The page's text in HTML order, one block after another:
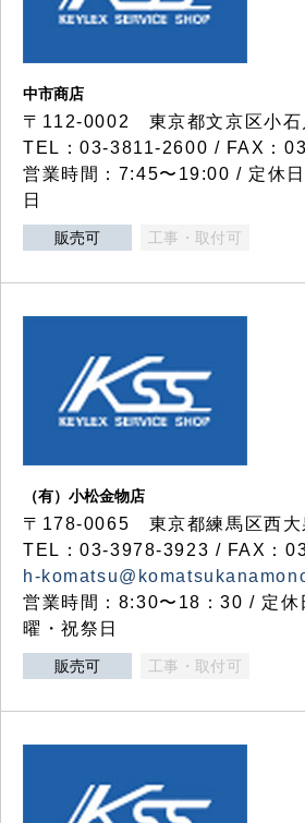
中市商店
〒112-0002 東京都文京区小石
TEL：03-3811-2600 / FAX：
営業時間：7:45〜19:00 / 定休
日
販売可 工事・取付可
（有）小松金物店
〒178-0065 東京都練馬区西
TEL：03-3978-3923 / FAX：
h-
営業時間：8:30〜18：30 / 定休
曜・祝祭日
販売可 工事・取付可